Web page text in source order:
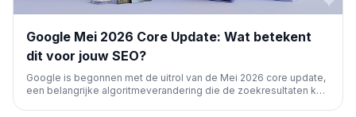
Google Mei 2026 Core Update: Wat betekent
dit voor jouw SEO?
Google is begonnen met de uitrol van de Mei 2026 core update,
een belangrijke algoritmeverandering die de zoekresultaten kan